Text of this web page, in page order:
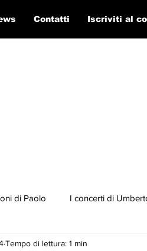
Contatti Iscriviti al
di Paolo I concerti di
2025 Playlist
Tempo di lettura: 1 min